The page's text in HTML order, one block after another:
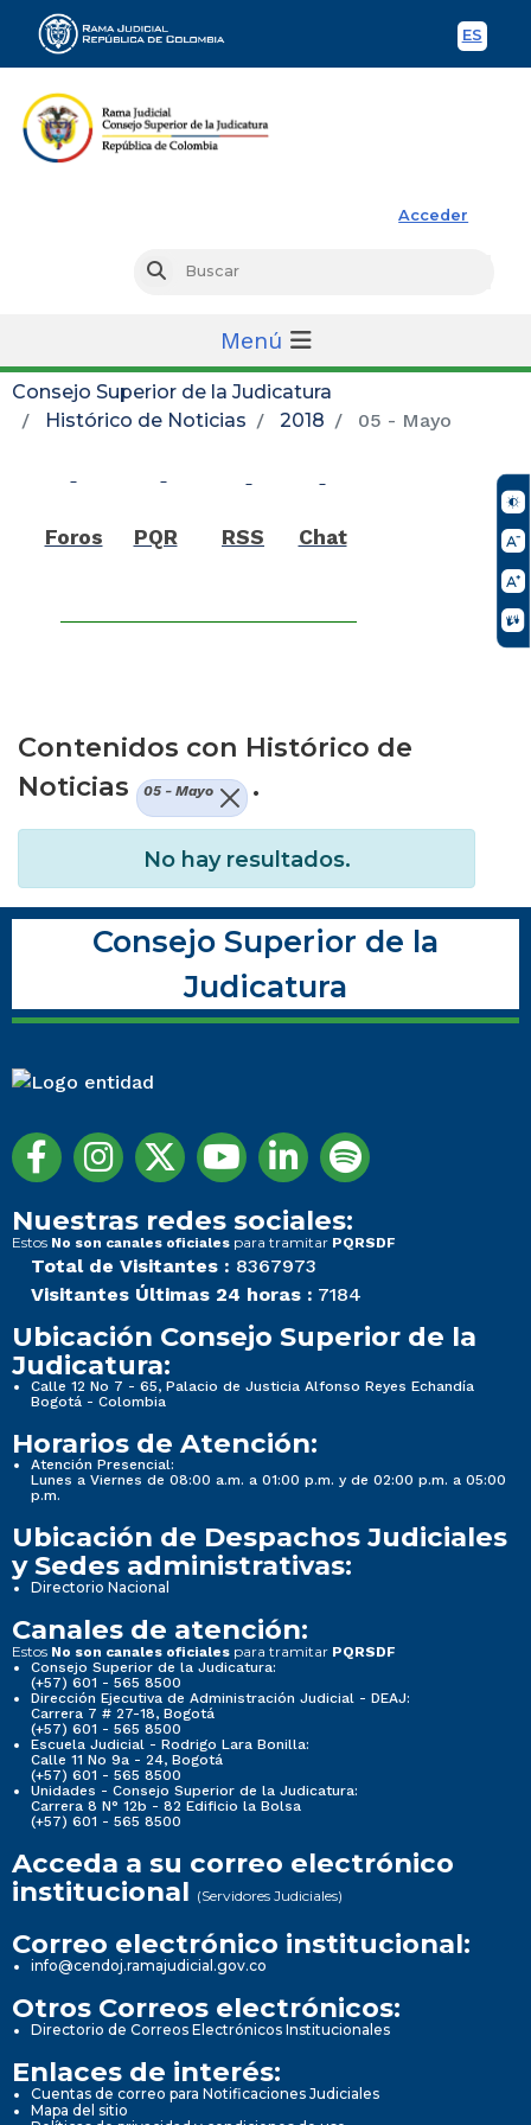
ES
Acceder
Buscar
Menú
Consejo Superior de la Judicatura
Histórico de Noticias
2018 05 - Mayo
Foros PQR RSS Chat
Contenidos con Histórico de
Noticias
05 - Mayo .
No hay resultados.
Consejo Superior de la
Judicatura
Nuestras redes sociales:
Estos No son canales oficiales para tramitar PQRSDF
Total de Visitantes : 8367973
Visitantes Últimas 24 horas : 7184
Ubicación Consejo Superior de la
Judicatura:
Calle 12 No 7 - 65, Palacio de Justicia Alfonso Reyes Echandía
Bogotá - Colombia
Horarios de Atención:
Atención Presencial:
Lunes a Viernes de 08:00 a.m. a 01:00 p.m. y de 02:00 p.m. a 05:00
p.m.
Ubicación de Despachos Judiciales
y Sedes administrativas:
Directorio Nacional
Canales de atención:
Estos No son canales oficiales para tramitar PQRSDF
Consejo Superior de la Judicatura:
(+57) 601 - 565 8500
Dirección Ejecutiva de Administración Judicial - DEAJ:
Carrera 7 # 27-18, Bogotá
(+57) 601 - 565 8500
Escuela Judicial - Rodrigo Lara Bonilla:
Calle 11 No 9a - 24, Bogotá
(+57) 601 - 565 8500
Unidades - Consejo Superior de la Judicatura:
Carrera 8 N° 12b - 82 Edificio la Bolsa
(+57) 601 - 565 8500
Acceda a su correo electrónico
institucional (Servidores Judiciales)
Correo electrónico institucional:
info@cendoj.ramajudicial.gov.co
Otros Correos electrónicos:
Directorio de Correos Electrónicos Institucionales
Enlaces de interés:
Cuentas de correo para Notificaciones Judiciales
Mapa del sitio